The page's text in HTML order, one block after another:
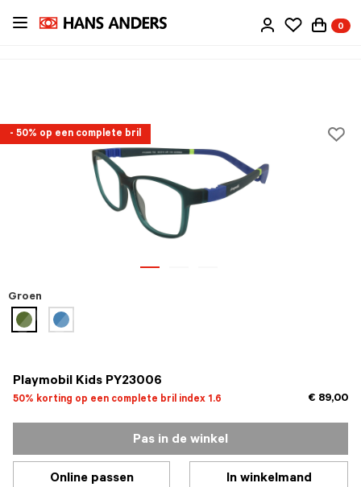
Ga
0
- 50% op een complete bril
Playmobil Kids PY23006
50% korting op een complete bril index 1.6 € 89,00
Groen
geselecteerd
Pas in de winkel
Online passen In winkelmand